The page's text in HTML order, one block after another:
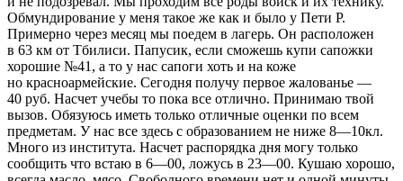
Обмундирование у меня такое же как и было у Пети Р.
Примерно через месяц мы поедем в лагерь. Он расположен
в 63 км от Тбилиси. Папусик, если сможешь купи сапожки
хорошие №41, а то у нас сапоги хоть и на коже
но красноармейские. Сегодня получу первое жалованье —
40 руб. Насчет учебы то пока все отлично. Принимаю твой
вызов. Обязуюсь иметь только отличные оценки по всем
предметам. У нас все здесь с образованием не ниже 8—10кл.
Много из института. Насчет распорядка дня могу только
сообщить что встаю в 6—00, ложусь в 23—00. Кушаю хорошо,